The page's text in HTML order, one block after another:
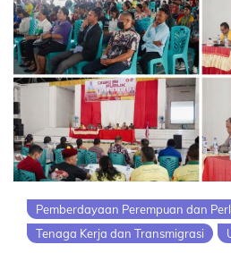
Pemberdayaan Perempuan dan
Tenaga Kerja dan Transmigrasi